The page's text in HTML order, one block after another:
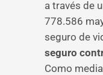
a través de
778.586
seguro de
seguro
Como